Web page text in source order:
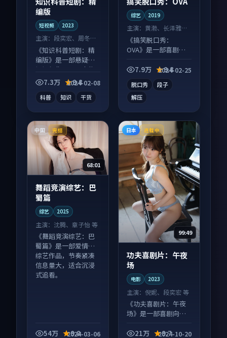
编版
短视频 2023
主演： 段奕宏、周冬雨
等
《知识科普短剧：精
编版》是一部悬疑向
短视频作品，以人物
成长为内核，情感戏
份扎实。
7.3万 9.8
2024-02-08
科普 知识 干货
综艺 2019
主演： 黄渤、长泽雅美
等
《搞笑脱口秀：
OVA》是一部喜剧向
度高，适合配弹幕观
7.9万 9.8
2024-02-25
脱口秀
段子
解压
中国 完结
68:01
舞蹈竞演综艺：巴
蜀篇
综艺 2025
主演： 沈腾、章子怡 等
《舞蹈竞演综艺：巴
蜀篇》是一部爱情向
综艺作品，节奏紧凑
信息量大，适合沉浸
式追看。
54万 9.8
2024-03-06
日本 连载中
99:49
功夫喜剧片：午夜
场
电影 2023
主演：倪妮、段奕宏 等
《功夫喜剧片：午夜
场》是一部喜剧向电
观看，细节更丰富。
21万 9.7
2024-10-20